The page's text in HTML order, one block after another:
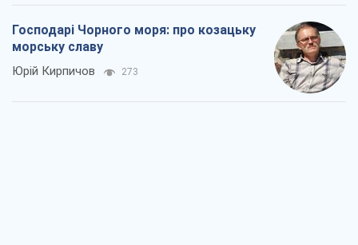
Господарі Чорного моря: про козацьку
морську славу
Юрій Кирпичов 273